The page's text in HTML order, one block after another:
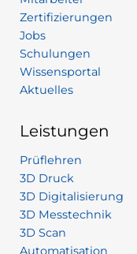
Zertifizierungen
Jobs
Schulungen
Wissensportal
Aktuelles
Leistungen
Prüflehren
3D Druck
3D Digitalisierung
3D Messtechnik
3D Scan
Automatisation